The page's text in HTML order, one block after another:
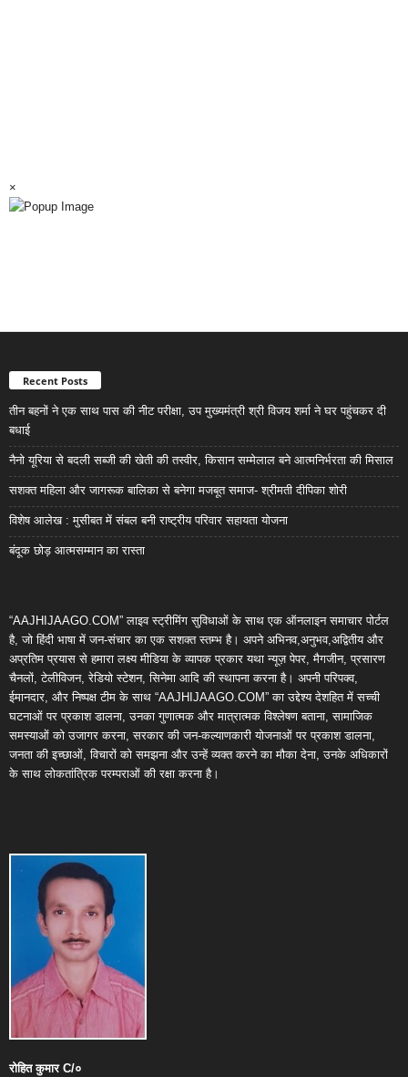
×
Recent Posts
तीन बहनों ने एक साथ पास की नीट परीक्षा, उप मुख्यमंत्री श्री विजय शर्मा ने घर पहुंचकर दी
बधाई
नैनो यूरिया से बदली सब्जी की खेती की तस्वीर, किसान सम्मेलाल बने आत्मनिर्भरता की मिसाल
सशक्त महिला और जागरूक बालिका से बनेगा मजबूत समाज- श्रीमती दीपिका शोरी
विशेष आलेख : मुसीबत में संबल बनी राष्ट्रीय परिवार सहायता योजना
बंदूक छोड़ आत्मसम्मान का रास्ता
“AAJHIJAAGO.COM” लाइव स्ट्रीमिंग सुविधाओं के साथ एक ऑनलाइन समाचार पोर्टल
है, जो हिंदी भाषा में जन-संचार का एक सशक्त स्तम्भ है। अपने अभिनव,अनुभव,अद्वितीय और
अप्रतिम प्रयास से हमारा लक्ष्य मीडिया के व्यापक प्रकार यथा न्यूज़ पेपर, मैगजीन, प्रसारण
चैनलों, टेलीविजन, रेडियो स्टेशन, सिनेमा आदि की स्थापना करना है। अपनी परिपक्व,
ईमानदार, और निष्पक्ष टीम के साथ “AAJHIJAAGO.COM” का उद्देश्य देशहित में सच्ची
घटनाओं पर प्रकाश डालना, उनका गुणात्मक और मात्रात्मक विश्लेषण बताना, सामाजिक
समस्याओं को उजागर करना, सरकार की जन-कल्याणकारी योजनाओं पर प्रकाश डालना,
जनता की इच्छाओं, विचारों को समझना और उन्हें व्यक्त करने का मौका देना, उनके अधिकारों
के साथ लोकतांत्रिक परम्पराओं की रक्षा करना है।
रोहित कुमारC/०